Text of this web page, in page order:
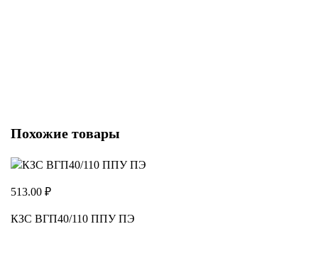
Похожие товары
513.00 ₽
КЗС ВГП40/110 ППУ ПЭ